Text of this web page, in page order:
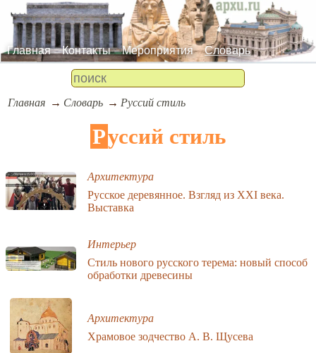
Главная Контакты Мероприятия Словарь
Главная Словарь Руссий стиль
Руссий стиль
Архитектура
Русское деревянное. Взгляд из XXI века.
Выставка
Интерьер
Стиль нового русского терема: новый способ
обработки древесины
Архитектура
Храмовое зодчество А. В. Щусева